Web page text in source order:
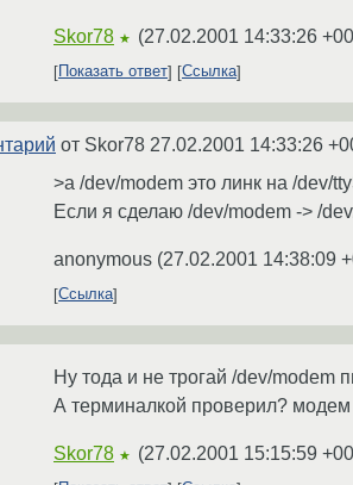
Skor78 ★ (27.02.2001 14:33:26
Показать ответ Ссылка
от Skor78 27.02.2001 14:33:26
>а /dev/modem это линк на /dev/
Если я сделаю /dev/modem -> /
anonymous (27.02.2001 14:38:09
Ссылка
Ну тода и не трогай /dev/modem
А терминалкой проверил? модем
Skor78 ★ (27.02.2001 15:15:59